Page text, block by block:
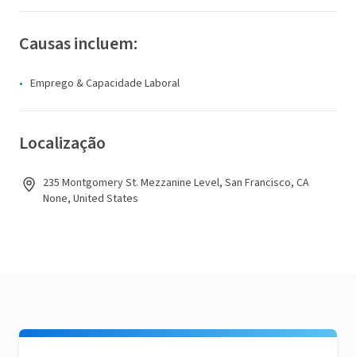
Causas incluem:
Emprego & Capacidade Laboral
Localização
235 Montgomery St. Mezzanine Level, San Francisco, CA
None, United States